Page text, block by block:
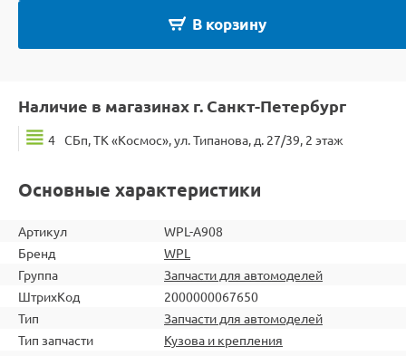
В корзину
Наличие в магазинах г. Санкт-Петербург
4 СБп, ТК «Космос», ул. Типанова, д. 27/39, 2 этаж
Основные характеристики
Артикул
WPL-A908
Бренд
WPL
Группа
Запчасти для автомоделей
ШтрихКод
2000000067650
Тип
Запчасти для автомоделей
Тип запчасти
Кузова и крепления